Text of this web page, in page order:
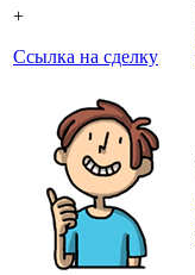
+
Ссылка на сделку